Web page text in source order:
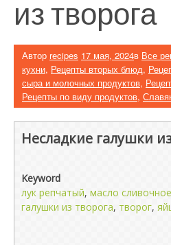
из творога
Автор recipes 17 мая, 2024в Все
кухни, Рецепты вторых блюд,
сыра и молочных продуктов,
Рецепты по виду продуктов,
Несладкие галушки
Keyword
лук репчатый, масло сливочное
галушки из творога, творог,